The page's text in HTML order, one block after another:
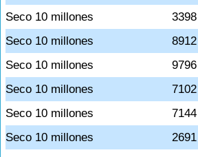
Seco 10 millones
3398
Seco 10 millones
8912
Seco 10 millones
9796
Seco 10 millones
7102
Seco 10 millones
7144
Seco 10 millones
2691